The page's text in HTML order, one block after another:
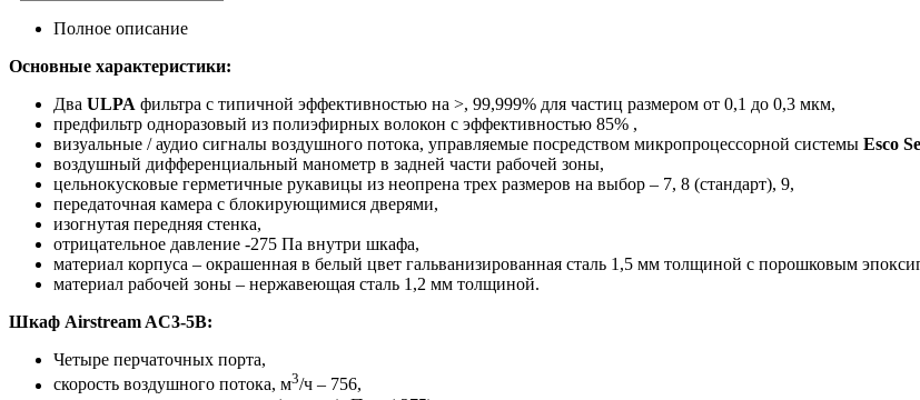
Полное описание
Основные характеристики:
Два ULPA фильтра с типичной эффективностью на >, 99,999% для частиц размером от 0,1 до 0,3 мкм,
предфильтр одноразовый из полиэфирных волокон с эффективностью 85% ,
визуальные / аудио сигналы воздушного потока, управляемые посредством микропроцессорной системы Esco
воздушный дифференциальный манометр в задней части рабочей зоны,
цельнокусковые герметичные рукавицы из неопрена трех размеров на выбор – 7, 8 (стандарт), 9,
передаточная камера с блокирующимися дверями,
изогнутая передняя стенка,
отрицательное давление -275 Па внутри шкафа,
материал корпуса – окрашенная в белый цвет гальванизированная сталь 1,5 мм толщиной с порошковым
материал рабочей зоны – нержавеющая сталь 1,2 мм толщиной.
Шкаф Airstream AC3-5B:
Четыре перчаточных порта,
скорость воздушного потока, м3/ч – 756,